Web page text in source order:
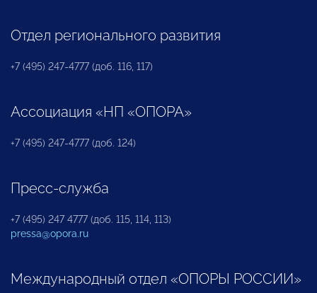
Отдел регионального развития
+7 (495) 247-4777 (доб. 116, 117)
Ассоциация «НП «ОПОРА»
+7 (495) 247-4777 (доб. 124)
Пресс-служба
+7 (495) 247 4777 (доб. 115, 114, 113)
pressa@opora.ru
Международный отдел «ОПОРЫ РОССИИ»